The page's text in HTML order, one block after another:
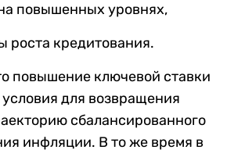
повышенных уровнях,
роста кредитования.
повышение ключевой ставки
условия для возвращения
сбалансированного
инфляции. В то же время в